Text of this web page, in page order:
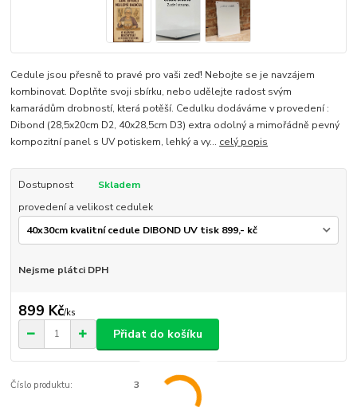
Cedule jsou přesně to pravé pro vaši zeď! Nebojte se je navzájem
kombinovat. Doplňte svoji sbírku, nebo udělejte radost svým
kamarádům drobností, která potěší. Cedulku dodáváme v provedení :
Dibond (28,5x20cm D2, 40x28,5cm D3) extra odolný a mimořádně pevný
kompozitní panel s UV potiskem, lehký a vy... celý popis
Dostupnost
Skladem
provedení a velikost cedulek
Nejsme plátci DPH
899 Kč/ks
Přidat do košíku
Číslo produktu: 3